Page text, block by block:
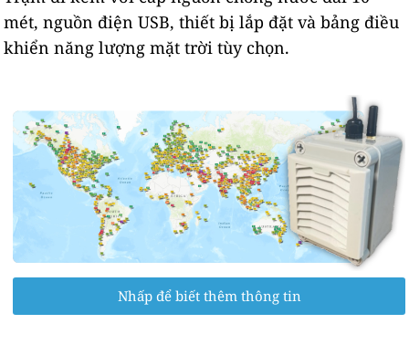
mét, nguồn điện USB, thiết bị lắp đặt và bảng điều
khiển năng lượng mặt trời tùy chọn.
Nhấp để biết thêm thông tin